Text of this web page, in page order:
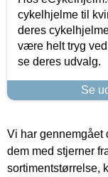
cykelhjelme til
deres
være helt tryg
se deres udvalg.
Se
Vi har
dem med stjerner
sortimentstørrelse,